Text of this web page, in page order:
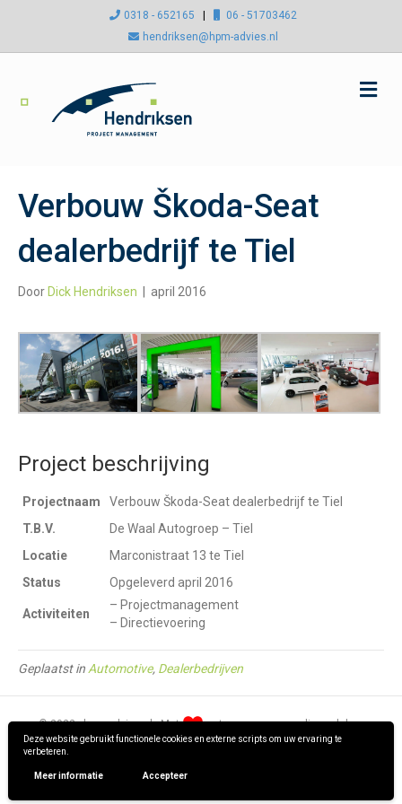
Deze website gebruikt functionele cookies en externe scripts om uw ervaring te
verbeteren.
Meer informatie Accepteer
0318 - 652165
06 - 51703462
hendriksen@hpm-advies.nl
M
e
Verbouw Škoda-Seat
dealerbedrijf te Tiel
Door Dick Hendriksen april 2016
Project beschrijving
Projectnaam
Verbouw Škoda-Seat dealerbedrijf te Tiel
T.B.V.
De Waal Autogroep – Tiel
Locatie
Marconistraat 13 te Tiel
Status
Opgeleverd april 2016
Activiteiten
– Projectmanagement
– Directievoering
Geplaatst in Automotive, Dealerbedrijven
© 2022 · hpm-advies.nl · Met ontworpen en gerealiseerd door
Privacy verklaring